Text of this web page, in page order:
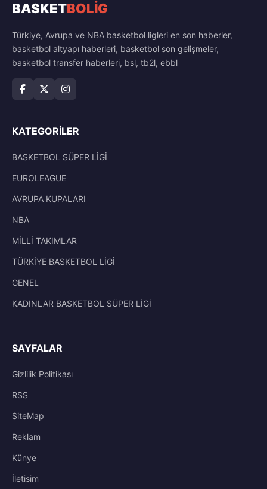
BASKETBOLİG
Türkiye, Avrupa ve NBA basketbol ligleri en son haberler,
basketbol altyapı haberleri, basketbol son gelişmeler,
basketbol transfer haberleri, bsl, tb2l, ebbl
KATEGORILER
BASKETBOL SÜPER LİGİ
EUROLEAGUE
AVRUPA KUPALARI
NBA
MİLLİ TAKIMLAR
TÜRKİYE BASKETBOL LİGİ
GENEL
KADINLAR BASKETBOL SÜPER LİGİ
SAYFALAR
Gizlilik Politikası
RSS
SiteMap
Reklam
Künye
İletisim